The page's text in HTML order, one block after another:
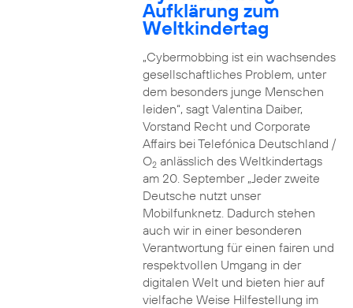
Aufklärung zum
Weltkindertag
„Cybermobbing ist ein wachsendes
gesellschaftliches Problem, unter
dem besonders junge Menschen
leiden“, sagt Valentina Daiber,
Vorstand Recht und Corporate
Affairs bei Telefónica Deutschland /
O2anlässlich des Weltkindertags
am 20. September „Jeder zweite
Deutsche nutzt unser
Mobilfunknetz. Dadurch stehen
auch wir in einer besonderen
Verantwortung für einen fairen und
respektvollen Umgang in der
digitalen Welt und bieten hier auf
vielfache Weise Hilfestellung im